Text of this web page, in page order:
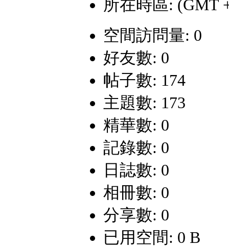
所在時區: (GMT
空間訪問量: 0
好友數: 0
帖子數: 174
主題數: 173
精華數: 0
記錄數: 0
日誌數: 0
相冊數: 0
分享數: 0
已用空間: 0 B